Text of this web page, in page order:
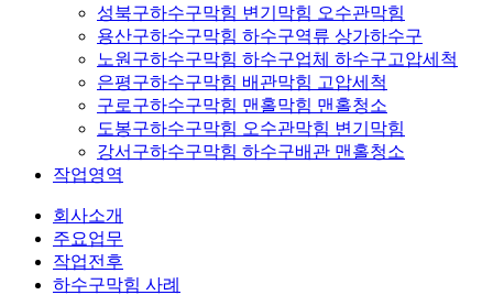
성북구하수구막힘 변기막힘 오수관막힘
용산구하수구막힘 하수구역류 상가하수구
노원구하수구막힘 하수구업체 하수구고압세척
은평구하수구막힘 배관막힘 고압세척
구로구하수구막힘 맨홀막힘 맨홀청소
도봉구하수구막힘 오수관막힘 변기막힘
강서구하수구막힘 하수구배관 맨홀청소
작업영역
회사소개
주요업무
작업전후
하수구막힘 사례